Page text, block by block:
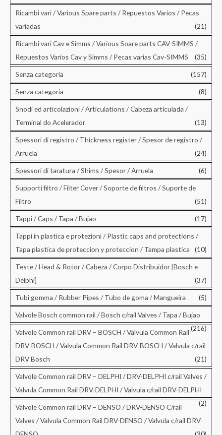
Ricambi vari / Various Spare parts / Repuestos Varios / Pecas
variadas
(21)
Ricambi vari Cav e Simms / Various Soare parts CAV-SIMMS /
Repuestos Varios Cav y Simms / Pecas varias Cav-SIMMS
(35)
Senza categoria (157)
Senza categoria (8)
Snodi ed articolazioni / Articulations / Cabeza articulada /
Terminal do Acelerador
(13)
Spessori di registro / Thickness register / Spesor de registro /
Arruela
(24)
Spessori di taratura / Shims / Spesor / Arruela (6)
Supporti filtro / Filter Cover / Soporte de filtros / Suporte de
Filtro
(51)
Tappi / Caps / Tapa / Bujao (17)
Tappi in plastica e protezioni / Plastic caps and protections /
Tapa plastica de proteccion y proteccion / Tampa plastica
(10)
Teste / Head & Rotor / Cabeza / Corpo Distribuidor [Bosch e
Delphi]
(37)
Tubi gomma / Rubber Pipes / Tubo de goma / Mangueira (5)
Valvole Bosch common rail / Bosch c/rail Valves / Tapa / Bujao
(216)
Valvole Common rail DRV – BOSCH / Valvula Common Rail
DRV-BOSCH / Valvula Common Rail DRV-BOSCH / Valvula c/rail
DRV Bosch
(21)
Valvole Common rail DRV – DELPHI / DRV-DELPHI c/rail Valves /
Valvula Common Rail DRV-DELPHI / Valvula c/rail DRV-DELPHI
(2)
Valvole Common rail DRV – DENSO / DRV-DENSO C/rail
Valves / Valvula Common Rail DRV-DENSO / Valvula c/rail DRV-